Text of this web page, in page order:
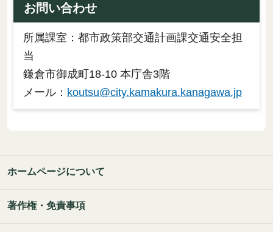
お問い合わせ
所属課室：都市政策部交通計画課交通安全担
当
鎌倉市御成町18-10 本庁舎3階
メール： koutsu@city.kamakura.kanagawa.jp
ホームページについて
著作権・免責事項